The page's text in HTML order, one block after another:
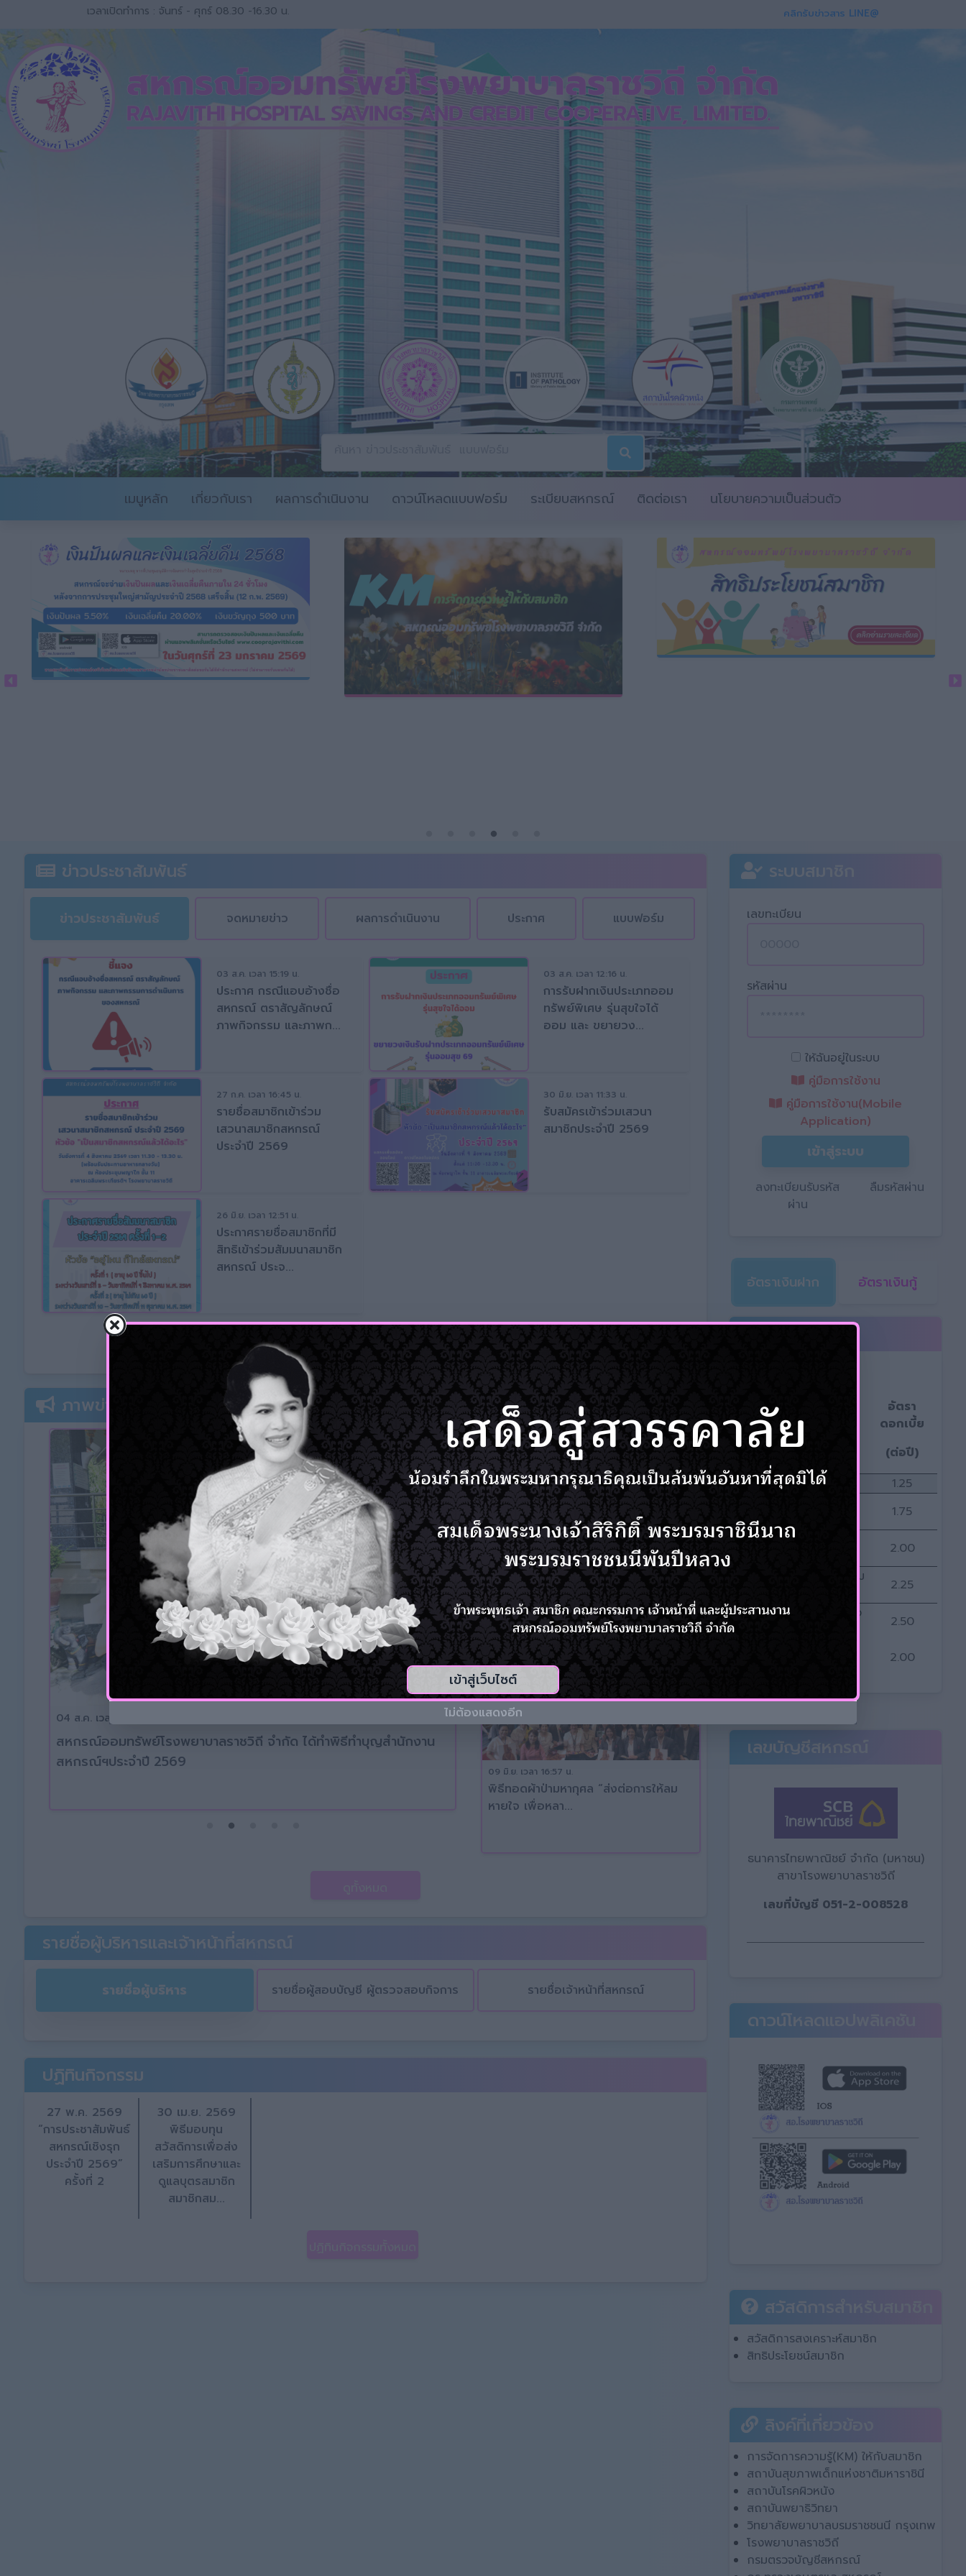
เวลาเปิดทำการ : จันทร์ - ศุกร์ 08.30 -16.30 น. คลิกรับข่าวสาร LINE@
สหกรณ์ออมทรัพย์โรงพยาบาลราชวิถี จำกัด
RAJAVITHI HOSPITAL SAVINGS AND CREDIT COOPERATIVE, LIMITED.
เมนูหลัก เกี่ยวกับเรา ผลการดำเนินงาน ดาวน์โหลดแบบฟอร์ม ระเบียบสหกรณ์ ติดต่อเรา นโยบายความเป็นส่วนตัว
เข้าสู่เว็บไซต์
ไม่ต้องแสดงอีก
ข่าวประชาสัมพันธ์
ข่าวประชาสัมพันธ์ จดหมายข่าว ผลการดำเนินงาน ประกาศ แบบฟอร์ม
03 ส.ค. เวลา 15:19 น.
ประกาศ กรณีแอบอ้างชื่อ
สหกรณ์ ตราสัญลักษณ์
ภาพกิจกรรม และภาพก...
03 ส.ค. เวลา 12:16 น.
การรับฝากเงินประเภทออม
ทรัพย์พิเศษ รุ่นสุขใจได้
ออม และ ขยายวง...
27 ก.ค. เวลา 16:45 น.
รายชื่อสมาชิกเข้าร่วม
เสวนาสมาชิกสหกรณ์
ประจำปี 2569
30 มิ.ย. เวลา 11:33 น.
รับสมัครเข้าร่วมเสวนา
สมาชิกประจำปี 2569
26 มิ.ย. เวลา 12:51 น.
ประกาศรายชื่อสมาชิกที่มี
สิทธิเข้าร่วมสัมมนาสมาชิก
สหกรณ์ ประจ...
ภาพข่าวกิจกรรม
17 ก.ค. เวลา 14:45 น.
กิจกรรมประชาสัมพันธ์เชิงรุก ประจำปี 2569 ครั้งที่ 3
07 ก.ค. เวลา 09:36 น.
โครงการอบรมคณะกรรมการเจ้าหน้าที่ ประจำปี 2569
18 มิ.ย. เวลา 10:49 น.
การทดสอบกู้คืนข้อมูลระบบเพื่อเสริมความ
มั่นใจแก่สมา...
09 มิ.ย. เวลา 16:57 น.
พิธีทอดผ้าป่ามหากุศล “ส่งต่อการให้ลม
หายใจ เพื่อหลา...
รายชื่อผู้บริหารและเจ้าหน้าที่สหกรณ์
รายชื่อผู้บริหาร รายชื่อผู้สอบบัญชี ผู้ตรวจสอบกิจการ รายชื่อเจ้าหน้าที่สหกรณ์
ปฏิทินกิจกรรม
27 พ.ค. 2569
“การประชาสัมพันธ์
สหกรณ์เชิงรุก
ประจำปี 2569”
ครั้งที่ 2
30 เม.ย. 2569
พิธีมอบทุน
สวัสดิการเพื่อส่ง
เสริมการศึกษาและ
ดูแลบุตรสมาชิก
สมาชิกสม...
ระบบสมาชิก
เลขทะเบียน
รหัสผ่าน
ให้ฉันอยู่ในระบบ
คู่มือการใช้งาน
คู่มือการใช้งาน(Mobile
Application)
เข้าสู่ระบบ
ลงทะเบียนรับรหัส
ผ่าน
ลืมรหัสผ่าน
อัตราเงินฝาก อัตราเงินกู้
อัตราเงินฝาก
ประเภท
อัตรา
ดอกเบี้ย
(ต่อปี)
ออมทรัพย์พิเศษ
1.25
1.75
ออมทรัพย์พิเศษ รุ่น
2.00
ออมทรัพย์พิเศษ รุ่น ออม
2.25
ออมทรัพย์พิเศษรุ่นสุขใจ
2.50
2.00
เลขบัญชีสหกรณ์
ธนาคารไทยพาณิชย์ จำกัด (มหาชน)
สาขาโรงพยาบาลราชวิถี
เลขที่บัญชี 051-2-008528
ดาวน์โหลดแอปพลิเคชัน
สวัสดิการสำหรับสมาชิก
สวัสดิการสงเคราะห์สมาชิก
สิทธิประโยชน์สมาชิก
ลิงค์ที่เกี่ยวข้อง
การจัดการความรู้(KM) ให้กับสมาชิก
สถาบันสุขภาพเด็กแห่งชาติมหาราชินี
สถาบันโรคผิวหนัง
สถาบันพยาธิวิทยา
วิทยาลัยพยาบาลบรมราชชนนี กรุงเทพ
โรงพยาบาลราชวิถี
กรมตรวจบัญชีสหกรณ์